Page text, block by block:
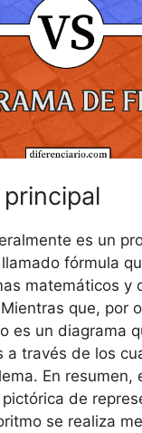
es un
fórmula
matemáticos y
que, por
es un diagrama
a través de los
En resumen,
de
se realiza